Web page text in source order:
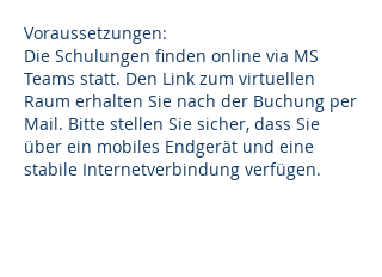
Voraussetzungen:
Die Schulungen finden online via MS
Teams statt. Den Link zum virtuellen
Raum erhalten Sie nach der Buchung per
Mail. Bitte stellen Sie sicher, dass Sie
über ein mobiles Endgerät und eine
stabile Internetverbindung verfügen.